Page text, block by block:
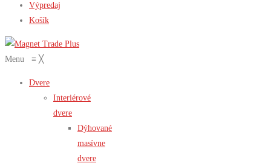
Výpredaj
Košík
Menu ≡ ╳
Dvere
Interiérové
dvere
Dýhované
masívne
dvere